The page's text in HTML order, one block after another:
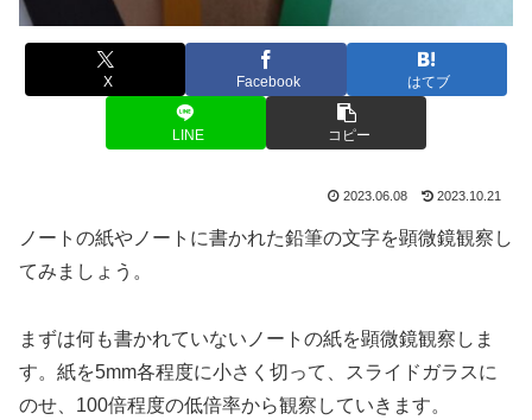
X Facebook はてブ
LINE コピー
2023.06.08 2023.10.21
ノートの紙やノートに書かれた鉛筆の文字を顕微鏡観察し
てみましょう。
まずは何も書かれていないノートの紙を顕微鏡観察しま
す。紙を5mm各程度に小さく切って、スライドガラスに
のせ、100倍程度の低倍率から観察していきます。